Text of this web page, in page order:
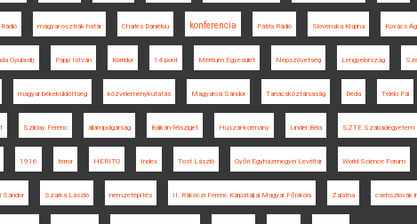
magyar-osztrák határ Charles Daniélou konferencia Pátria Rádió Slovenska Krajina Kovács
Gyula-díj Papp István Korridor 14 pont Meritum Egyesület Népszövetség Lengyelország
magyar békeküldöttség közvéleménykutatás Magyarosi Sándor Tanácsköztársaság Déda Teleki Pál
Sziklay Ferenc állampolgárság Balkán-félsziget Huszár-kormány Linder Béla SZTE Szabadegyetem
1916 terror HERITO Index Tost László Győri Egyházmegyei Levéltár World Science Forum
Sándor Szarka László nemzetépítés II. Rákóczi Ferenc Kárpátaljai Magyar Főiskola Zalatna csehszlovák